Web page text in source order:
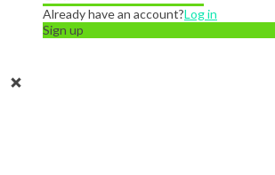
Already have an account?Log in
Sign up